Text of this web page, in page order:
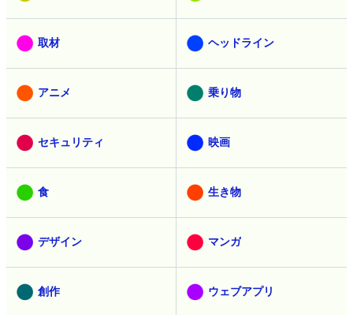
取材 ヘッドライン
アニメ 乗り物
セキュリティ 映画
食 生き物
デザイン マンガ
創作 ウェブアプリ